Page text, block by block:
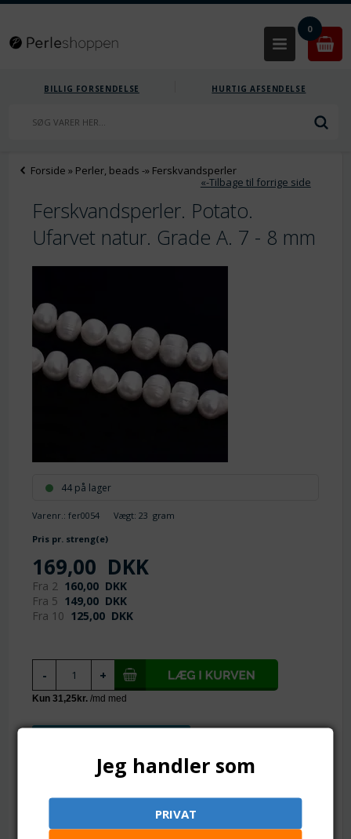
0
BILLIG FORSENDELSE HURTIG AFSENDELSE
Forside » Perler, beads -» Ferskvandsperler
«-Tilbage til forrige side
Ferskvandsperler. Potato.
Ufarvet natur. Grade A. 7 - 8 mm
44 på lager
Varenr.:fer0054 Vægt:23 gram
Pris pr. streng(e)
169,00 DKK
Fra 2 160,00 DKK
Fra 5 149,00 DKK
Fra 10 125,00 DKK
1 streng på ca. 47-50 stk. Med pæn glans.
Mål: ca. 7-8 mm
Materiale: naturfarvede opdrætsperler
Jeg handler som
PRIVAT